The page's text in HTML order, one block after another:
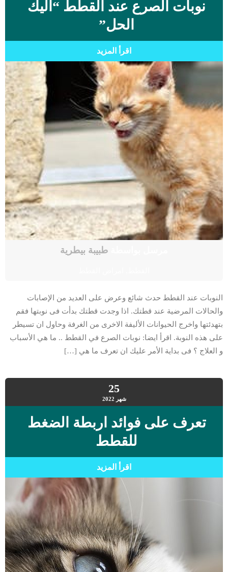
نوبات الصرع عند القطط “اليك
الحل”
اقرأ المزيد
طبيبة بيطرية
النوبات عند القطط حدث شائع وعرض على العديد من الإصابات
والحالات المرضية عند قطتك. اذا وجدت قطتك بدأت فى نوبتها فقم
بتهدئتها واخرج الحيوانات الأليفة الاخرى من الغرفة وحاول ان تسيطر
على هذه النوبة. اقرأ ايضا: نوبات الصرع في القطط .. ما هي الأسباب
و العلاج ؟ فى بداية الأمر عليك ان تعرف ما هي […]
25
شهر 2022
تعرف على فوائد اربطة الضغط
للقطط
اقرأ المزيد